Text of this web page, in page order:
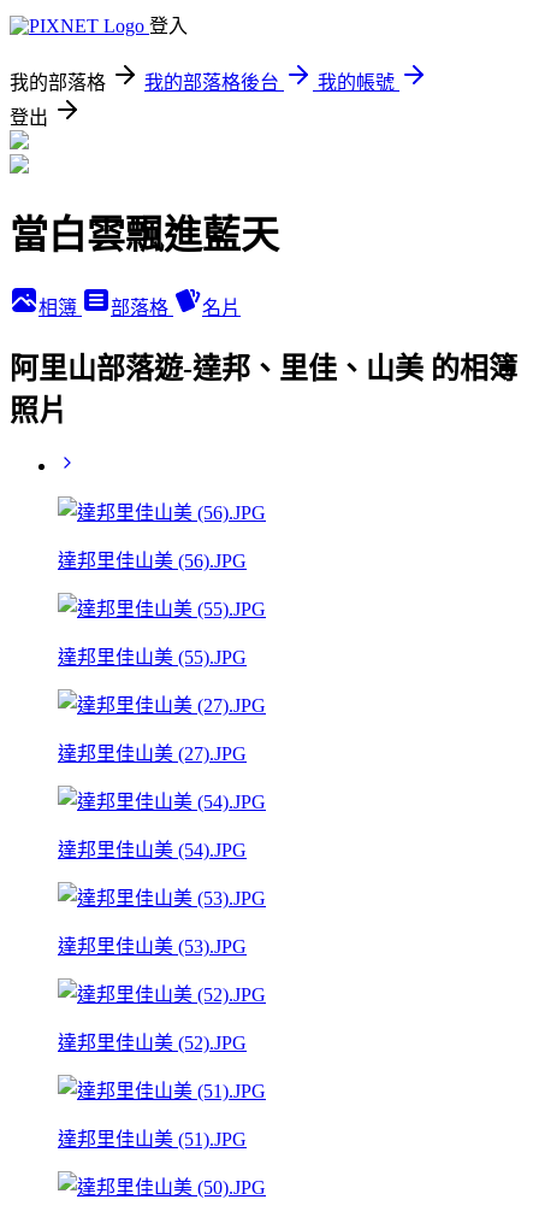
登入
我的部落格 我的部落格後台
我的帳號
登出
當白雲飄進藍天
相簿 部落格 名片
阿里山部落遊-達邦、里佳、山美 的相簿
照片
達邦里佳山美 (56).JPG
達邦里佳山美 (55).JPG
達邦里佳山美 (27).JPG
達邦里佳山美 (54).JPG
達邦里佳山美 (53).JPG
達邦里佳山美 (52).JPG
達邦里佳山美 (51).JPG